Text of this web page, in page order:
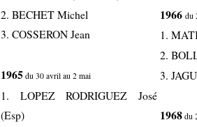
2. BECHET Michel
3. COSSERON Jean
1965 du 30 avril au 2 mai
1. LOPEZ RODRIGUEZ José
(Esp)
1966 du
1.
2.
3.
1968 du